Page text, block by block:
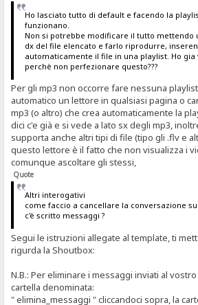
Ho lasciato tutto di default e facendo la
funzionano.
Non si potrebbe modificare il tutto mettendo
dx del file elencato e farlo riprodurre,
automaticamente il file in una playlist. Ho
perchè non perfezionare questo???
Per gli mp3 non occorre fare nessuna
automatico un lettore in qualsiasi pagina o
mp3 (o altro) che crea automaticamente la
dici c'e già e si vede a lato sx degli mp3,
supporta anche altri tipi di file (tipo gli .flv e
questo lettore è il fatto che non visualizza i
comunque ascoltare gli stessi,
Quote
Altri interogativi
come faccio a cancellare la conversazione
c'è scritto messaggi ?
Segui le istruzioni allegate al template, ti
rigurda la Shoutbox:
N.B.: Per eliminare i messaggi inviati al
cartella denominata:
" elimina_messaggi " cliccandoci sopra, la